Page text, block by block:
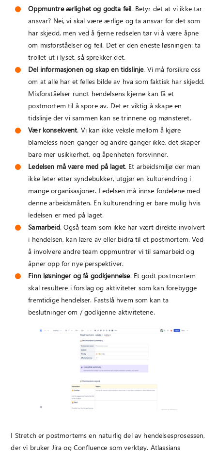
Oppmuntre ærlighet og godta feil. Betyr det at vi ikke tar
ansvar? Nei, vi skal være ærlige og ta ansvar for det som
har skjedd, men ved å fjerne redselen tør vi å være åpne
om misforståelser og feil. Det er den eneste løsningen: ta
trollet ut i lyset, så sprekker det.
Del informasjonen og skap en tidslinje. Vi må forsikre oss
om at alle har et felles bilde av hva som faktisk har skjedd.
Misforståelser rundt hendelsens kjerne kan få et
postmortem til å spore av. Det er viktig å skape en
tidslinje der vi sammen kan se trinnene og mønsteret.
Vær konsekvent. Vi kan ikke veksle mellom å kjøre
blameless noen ganger og andre ganger ikke, det skaper
bare mer usikkerhet, og åpenheten forsvinner.
Ledelsen må være med på laget. Et arbeidsmiljø der man
ikke leter etter syndebukker, utgjør en kulturendring i
mange organisasjoner. Ledelsen må innse fordelene med
denne arbeidsmåten. En kulturendring er bare mulig hvis
ledelsen er med på laget.
Samarbeid. Også team som ikke har vært direkte involvert
i hendelsen, kan lære av eller bidra til et postmortem. Ved
å involvere andre team oppmuntrer vi til samarbeid og
åpner opp for nye perspektiver.
Finn løsninger og få godkjennelse. Et godt postmortem
skal resultere i forslag og aktiviteter som kan forebygge
fremtidige hendelser. Fastslå hvem som kan ta
beslutninger om / godkjenne aktivitetene.
I Stretch er postmortems en naturlig del av hendelsesprosessen,
der vi bruker Jira og Confluence som verktøy. Atlassians